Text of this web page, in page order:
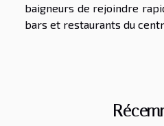
baigneurs de rejoindre
bars et restaurants du